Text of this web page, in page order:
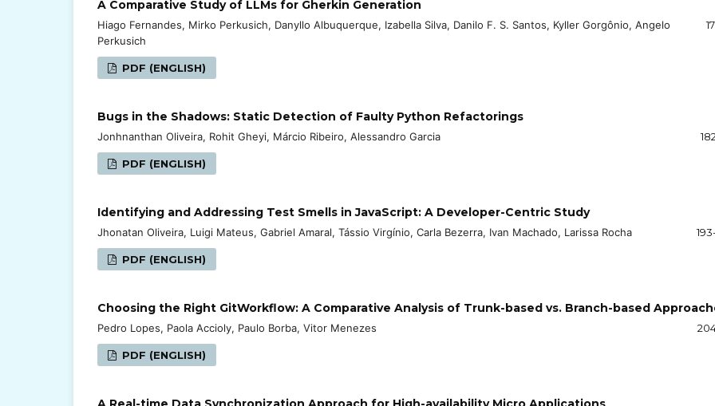
A Comparative Study of LLMs for Gherkin Generation
Hiago Fernandes, Mirko Perkusich, Danyllo Albuquerque, Izabella Silva, Danilo F. S. Santos, Kyller Gorgônio, Angelo
Perkusich
PDF (ENGLISH)
Bugs in the Shadows: Static Detection of Faulty Python Refactorings
Jonhnanthan Oliveira, Rohit Gheyi, Márcio Ribeiro, Alessandro Garcia
PDF (ENGLISH)
Identifying and Addressing Test Smells in JavaScript: A Developer-Centric Study
Jhonatan Oliveira, Luigi Mateus, Gabriel Amaral, Tássio Virgínio, Carla Bezerra, Ivan Machado, Larissa Rocha
PDF (ENGLISH)
Choosing the Right GitWorkflow: A Comparative Analysis of Trunk-based vs. Branch-based
Pedro Lopes, Paola Accioly, Paulo Borba, Vitor Menezes
PDF (ENGLISH)